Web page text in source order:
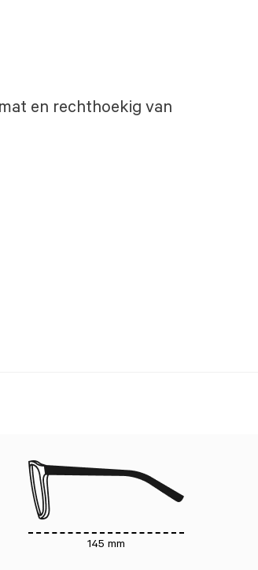
en rechthoekig van
145 mm